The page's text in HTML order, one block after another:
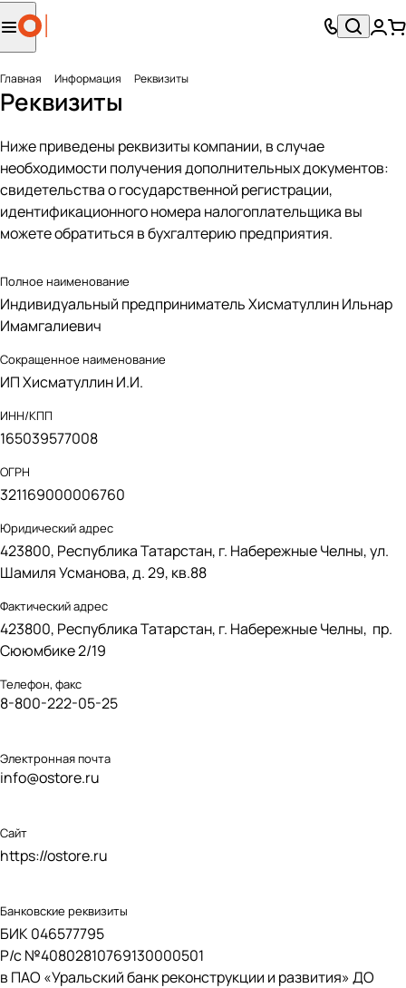
Главная Информация Реквизиты
Реквизиты
Ниже приведены реквизиты компании, в случае
необходимости получения дополнительных документов:
свидетельства о государственной регистрации,
идентификационного номера налогоплательщика вы
можете обратиться в бухгалтерию предприятия.
Полное наименование
Индивидуальный предприниматель Хисматуллин Ильнар
Имамгалиевич
Сокращенное наименование
ИП Хисматуллин И.И.
ИНН/КПП
165039577008
ОГРН
321169000006760
Юридический адрес
423800, Республика Татарстан, г. Набережные Челны, ул.
Шамиля Усманова, д. 29, кв.88
Фактический адрес
423800, Республика Татарстан, г. Набережные Челны, пр.
Сююмбике 2/19
Телефон, факс
8-800-222-05-25
Электронная почта
info@ostore.ru
Сайт
https://ostore.ru
Банковские реквизиты
БИК 046577795
Р/с №40802810769130000501
в ПАО «Уральский банк реконструкции и развития» ДО